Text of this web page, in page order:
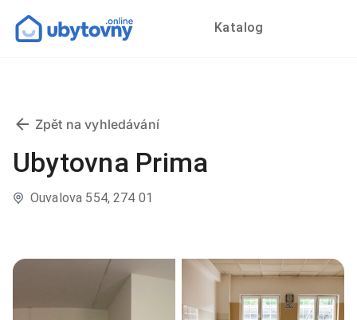
Katalog
Zpět na vyhledávání
Ubytovna Prima
Ouvalova 554, 274 01